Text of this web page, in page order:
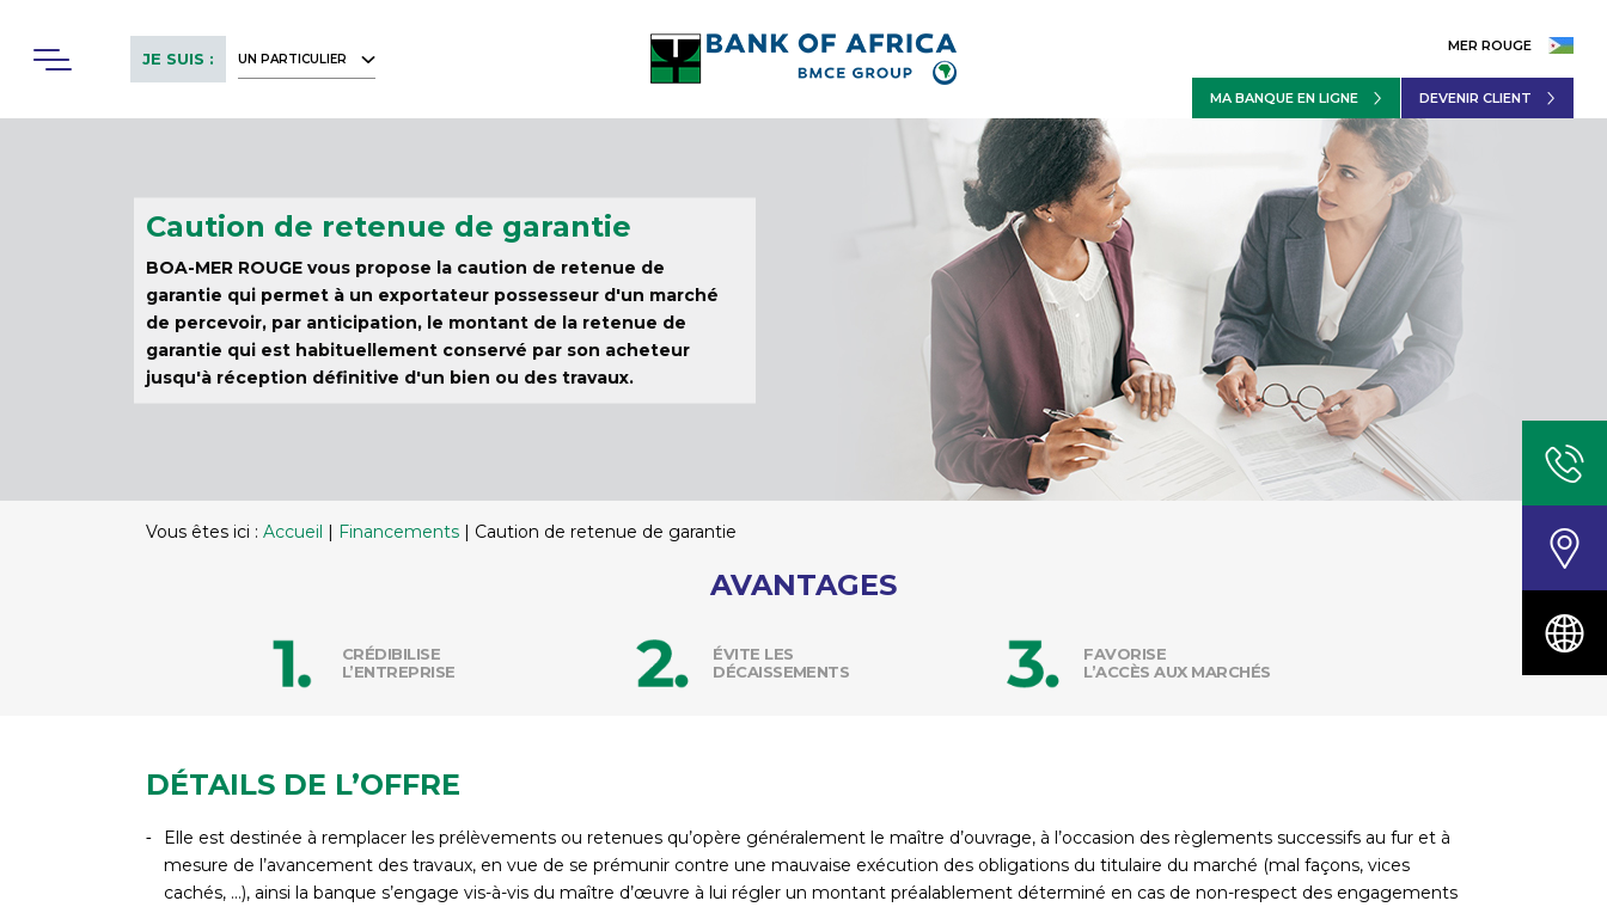
mainMenu JE SUIS : UN PARTICULIER
MER ROUGE
DEVENIR CLIENT
MA BANQUE EN LIGNE
Caution de retenue de garantie
BOA-MER ROUGE vous propose la caution de retenue de
garantie qui permet à un exportateur possesseur d'un marché
de percevoir, par anticipation, le montant de la retenue de
garantie qui est habituellement conservé par son acheteur
jusqu'à réception définitive d'un bien ou des travaux.
Vous êtes ici : Accueil | Financements | Caution de retenue de garantie
AVANTAGES
CRÉDIBILISE
L’ENTREPRISE
ÉVITE LES
DÉCAISSEMENTS
FAVORISE
L’ACCÈS AUX MARCHÉS
DÉTAILS DE L’OFFRE
Elle est destinée à remplacer les prélèvements ou retenues qu’opère généralement le maître d’ouvrage, à l’occasion des règlements successifs au fur et à
mesure de l’avancement des travaux, en vue de se prémunir contre une mauvaise exécution des obligations du titulaire du marché (mal façons, vices
cachés, …), ainsi la banque s’engage vis-à-vis du maître d’œuvre à lui régler un montant préalablement déterminé en cas de non-respect des engagements